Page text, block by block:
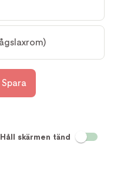
Spara
Håll skärmen tänd